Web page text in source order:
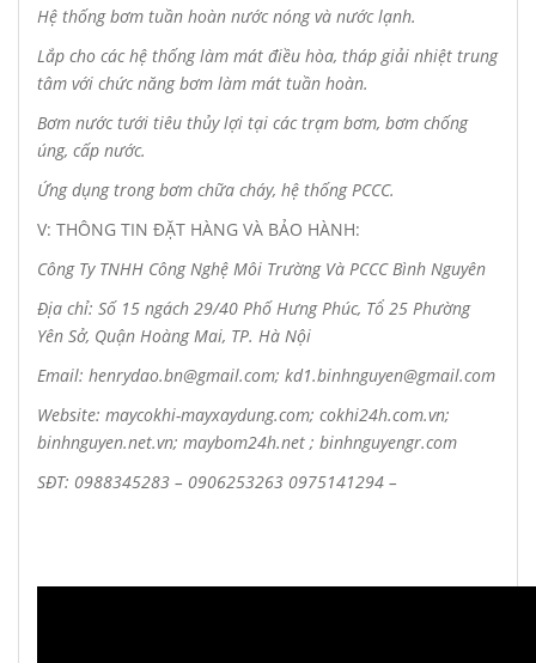
Hệ thống bơm tuần hoàn nước nóng và nước lạnh.
Lắp cho các hệ thống làm mát điều hòa, tháp giải nhiệt trung
tâm với chức năng bơm làm mát tuần hoàn.
Bơm nước tưới tiêu thủy lợi tại các trạm bơm, bơm chống
úng, cấp nước.
Ứng dụng trong bơm chữa cháy, hệ thống PCCC.
V: THÔNG TIN ĐẶT HÀNG VÀ BẢO HÀNH:
Công Ty TNHH Công Nghệ Môi Trường Và PCCC Bình Nguyên
Địa chỉ: Số 15 ngách 29/40 Phố Hưng Phúc, Tổ 25 Phường
Yên Sở, Quận Hoàng Mai, TP. Hà Nội
Email: henrydao.bn@gmail.com; kd1.binhnguyen@gmail.com
Website: maycokhi-mayxaydung.com; cokhi24h.com.vn;
binhnguyen.net.vn; maybom24h.net ; binhnguyengr.com
SĐT: 0988345283 – 0906253263 0975141294 –